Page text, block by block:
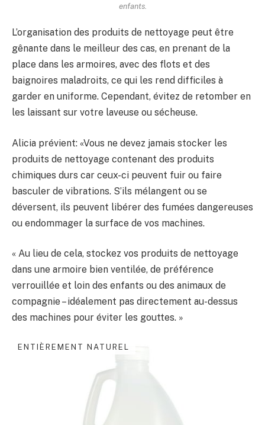
enfants.
L’organisation des produits de nettoyage peut être
gênante dans le meilleur des cas, en prenant de la
place dans les armoires, avec des flots et des
baignoires maladroits, ce qui les rend difficiles à
garder en uniforme. Cependant, évitez de retomber en
les laissant sur votre laveuse ou sécheuse.
Alicia prévient: «Vous ne devez jamais stocker les
produits de nettoyage contenant des produits
chimiques durs car ceux-ci peuvent fuir ou faire
basculer de vibrations. S’ils mélangent ou se
déversent, ils peuvent libérer des fumées dangereuses
ou endommager la surface de vos machines.
« Au lieu de cela, stockez vos produits de nettoyage
dans une armoire bien ventilée, de préférence
verrouillée et loin des enfants ou des animaux de
compagnie – idéalement pas directement au-dessus
des machines pour éviter les gouttes. »
ENTIÈREMENT NATUREL